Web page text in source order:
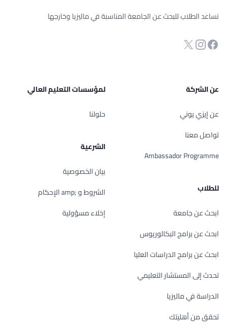
نساعد الطلاب للبحث عن الجامعة المناسبة في ماليزيا وخارجها
صفحة الفيسبوك
انستجرام
Twitter
عن الشركة
عن إيزي يوني
تواصل معنا
Ambassador Programme
للطلاب
ابحث عن جامعة
ابحث عن برامج البكالوريوس
ابحث عن برامج الدراسات العليا
تحدث إلى المستشار التعليمي
الدراسة في ماليزيا
تحقق من أهليتك
لمؤسسات التعليم العالي
حلولنا
الشرعية
بيان الخصوصية
الشروط و ;amp الإحكام
إخلاء مسؤولية